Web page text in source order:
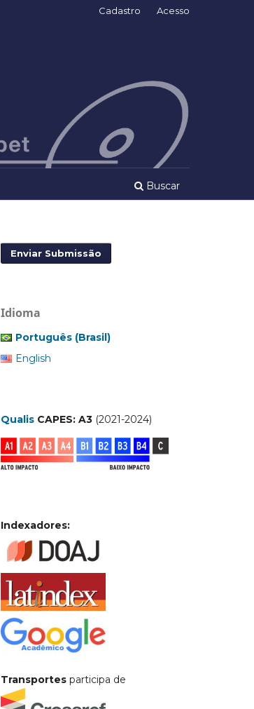
Buscar
Cadastro Acesso
Enviar Submissão
Idioma
Português (Brasil)
English
Qualis CAPES: A3 (2021-2024)
Indexadores:
Transportes participa de